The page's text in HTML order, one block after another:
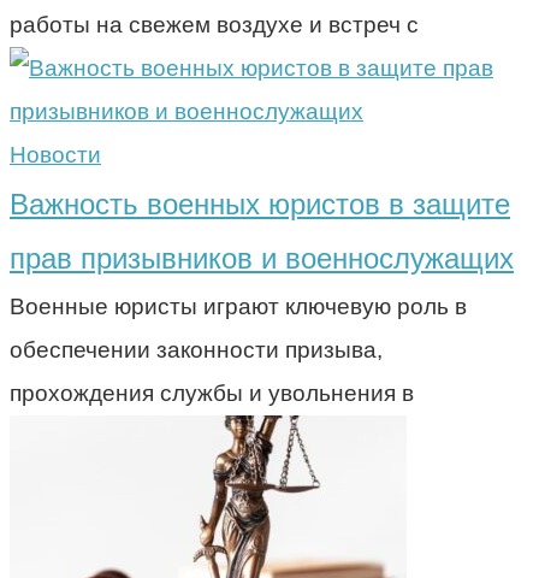
работы на свежем воздухе и встреч с
Новости
Важность военных юристов в защите
прав призывников и военнослужащих
Военные юристы играют ключевую роль в
обеспечении законности призыва,
прохождения службы и увольнения в